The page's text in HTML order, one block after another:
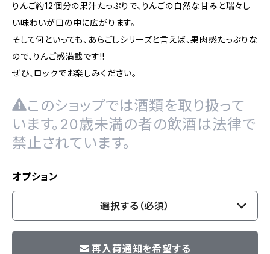
りんご約12個分の果汁たっぷりで、りんごの自然な甘みと瑞々し
い味わいが口の中に広がります。
そして何といっても、あらごしシリーズと言えば、果肉感たっぷりな
ので、りんご感満載です!!
ぜひ、ロックでお楽しみください。
このショップでは酒類を取り扱って
います。20歳未満の者の飲酒は法律で
禁止されています。
オプション
選択する（必須）
再入荷通知を希望する